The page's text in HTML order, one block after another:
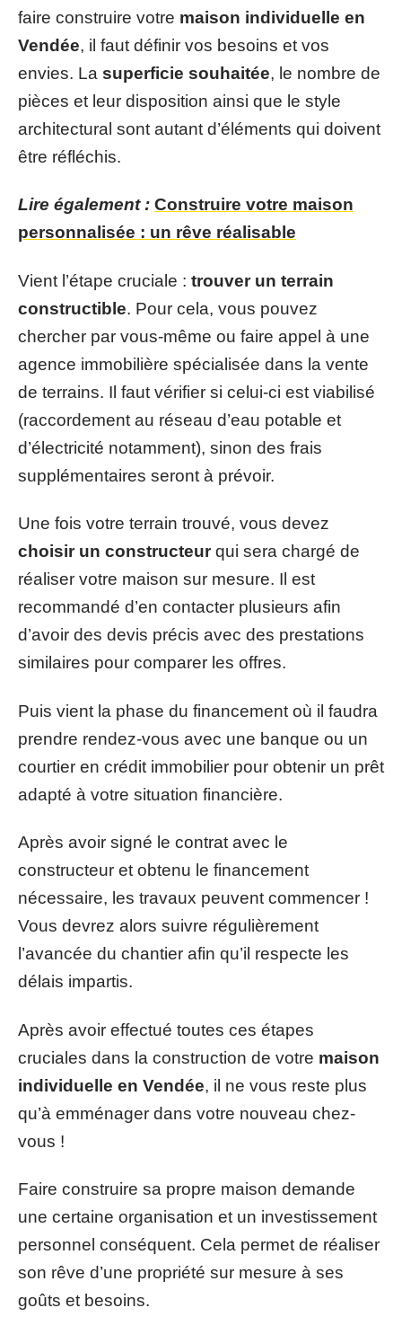
faire construire votre maison individuelle en
Vendée, il faut définir vos besoins et vos
envies. La superficie souhaitée, le nombre de
pièces et leur disposition ainsi que le style
architectural sont autant d’éléments qui doivent
être réfléchis.
Lire également : Construire votre maison
personnalisée : un rêve réalisable
Vient l’étape cruciale : trouver un terrain
constructible. Pour cela, vous pouvez
chercher par vous-même ou faire appel à une
agence immobilière spécialisée dans la vente
de terrains. Il faut vérifier si celui-ci est viabilisé
(raccordement au réseau d’eau potable et
d’électricité notamment), sinon des frais
supplémentaires seront à prévoir.
Une fois votre terrain trouvé, vous devez
choisir un constructeurqui sera chargé de
réaliser votre maison sur mesure. Il est
recommandé d’en contacter plusieurs afin
d’avoir des devis précis avec des prestations
similaires pour comparer les offres.
Puis vient la phase du financement où il faudra
prendre rendez-vous avec une banque ou un
courtier en crédit immobilier pour obtenir un prêt
adapté à votre situation financière.
Après avoir signé le contrat avec le
constructeur et obtenu le financement
nécessaire, les travaux peuvent commencer !
Vous devrez alors suivre régulièrement
l’avancée du chantier afin qu’il respecte les
délais impartis.
Après avoir effectué toutes ces étapes
cruciales dans la construction de votre maison
individuelle en Vendée, il ne vous reste plus
qu’à emménager dans votre nouveau chez-
vous !
Faire construire sa propre maison demande
une certaine organisation et un investissement
personnel conséquent. Cela permet de réaliser
son rêve d’une propriété sur mesure à ses
goûts et besoins.